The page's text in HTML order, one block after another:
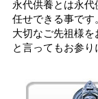
永代供養とは永
任せできる事です
大切なご先祖様を
と言ってもお参り